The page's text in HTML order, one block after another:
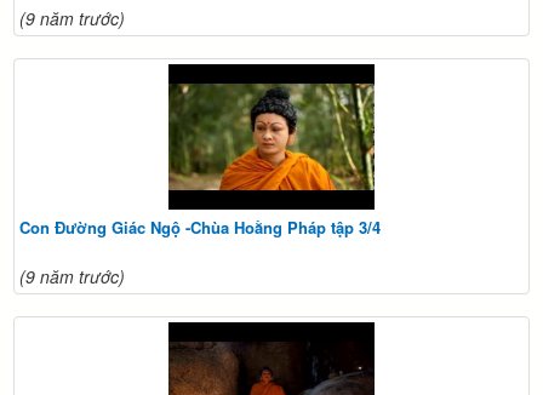
(9 năm trước)
Con Đường Giác Ngộ -Chùa Hoằng Pháp tập 3/4
(9 năm trước)